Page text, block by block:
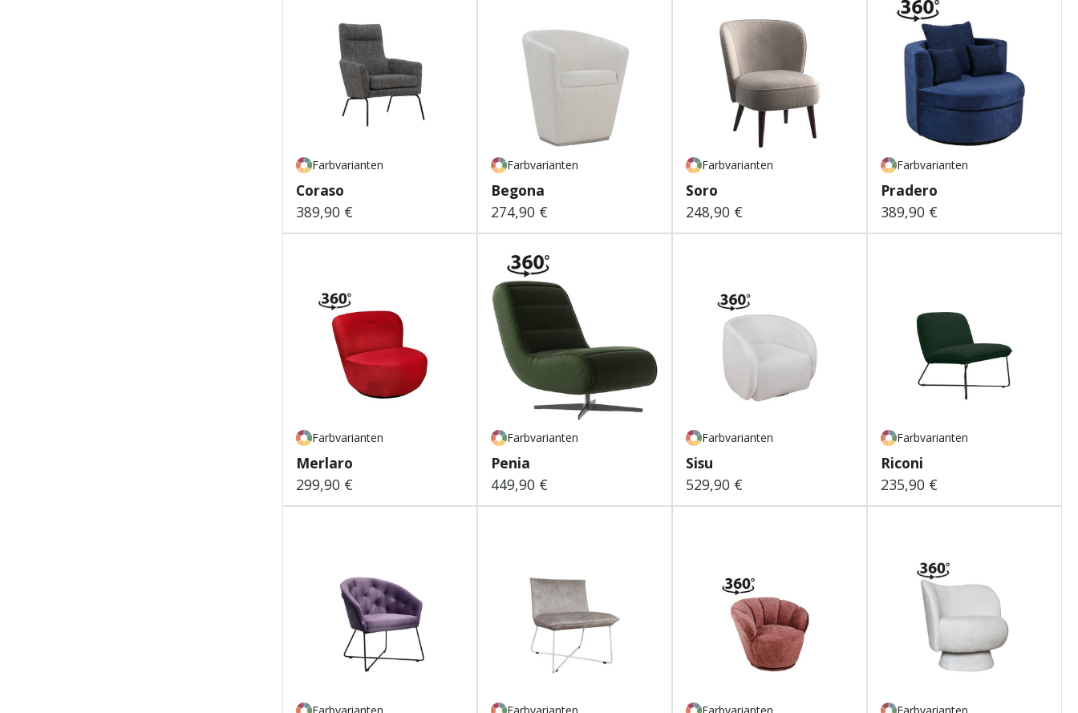
Farbvarianten
Coraso
Regulärer Preis:
389,90 €
Farbvarianten
Begona
Regulärer Preis:
274,90 €
Farbvarianten
Soro
Regulärer Preis:
248,90 €
Farbvarianten
Pradero
Regulärer Preis:
389,90 €
Farbvarianten
Merlaro
Regulärer Preis:
299,90 €
Farbvarianten
Penia
Regulärer Preis:
449,90 €
Farbvarianten
Sisu
Regulärer Preis:
529,90 €
Farbvarianten
Riconi
Regulärer Preis:
235,90 €